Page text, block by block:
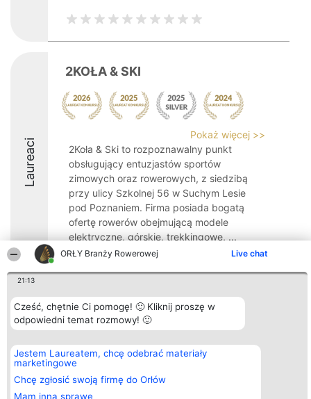
ORŁY Branży Rowerowej Live chat
21:13
Cześć, chętnie Ci pomogę! 🙂 Kliknij proszę w
odpowiedni temat rozmowy! 🙂
Jestem Laureatem, chcę odebrać materiały
marketingowe
Chcę zgłosić swoją firmę do Orłów
Mam inną sprawę
Laureaci
2KOŁA & SKI
Pokaż więcej >>
2Koła & Ski to rozpoznawalny punkt
obsługujący entuzjastów sportów
zimowych oraz rowerowych, z siedzibą
przy ulicy Szkolnej 56 w Suchym Lesie
pod Poznaniem. Firma posiada bogatą
ofertę rowerów obejmującą modele
elektryczne, górskie, trekkingowe, ...
9.2
Organizator plebiscytu
Bright Side Solutions sp. z o.
o. sp. k.
Wrocław 50-079
KRS 0000749100 | Regon
381313360 | NIP 8943132676
+48 508 492 400
Plebiscyt
Laureaci
Lista
Laureatów
Regulamin
Polityka
Kontakt